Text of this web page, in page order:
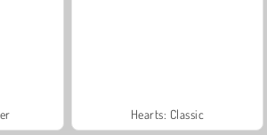
Hearts: Classic